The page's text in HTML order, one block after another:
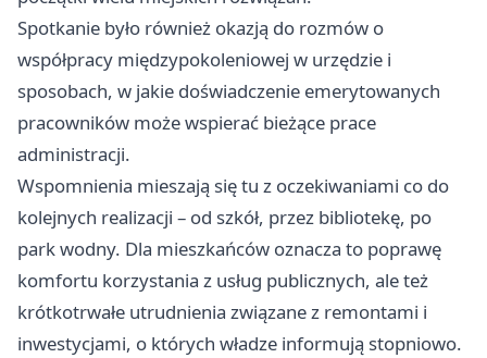
Spotkanie było również okazją do rozmów o
współpracy międzypokoleniowej w urzędzie i
sposobach, w jakie doświadczenie emerytowanych
pracowników może wspierać bieżące prace
administracji.
Wspomnienia mieszają się tu z oczekiwaniami co do
kolejnych realizacji – od szkół, przez bibliotekę, po
park wodny. Dla mieszkańców oznacza to poprawę
komfortu korzystania z usług publicznych, ale też
krótkotrwałe utrudnienia związane z remontami i
inwestycjami, o których władze informują stopniowo.